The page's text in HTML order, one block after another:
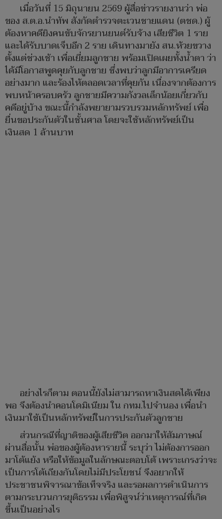
เมื่อวันที่ 15 มิถุนายน 2569 ผู้สื่อข่าวรายงานว่า พ่อ
ของ ส.ต.อ.นําทัพ สังกัดตำรวจตะเวนชายแดน (ตชด.) ผู้
ต้องหาคดียิงคนขับจักรยานยนต์รับจ้าง เสียชีวิต 1 ราย
และได้รับบาดเจ็บอีก 2 ราย เดินทางมายัง สน.ห้วยขวาง
ตั้งแต่ช่วงเช้า เพื่อเยี่ยมลูกชาย พร้อมเปิดเผยทั้งน้ำตา ว่า
ได้มีโอกาสพูดคุยกับลูกชาย ซึ่งพบว่าลูกมีอาการเครียด
อย่างมาก และร้องไห้ตลอดเวลาที่คุยกัน เนื่องจากต้องการ
พบหน้าครอบครัว ลูกชายมีความกังวลเล็กน้อยเกี่ยวกับ
คดีอยู่บ้าง ขณะนี้กำลังพยายามรวบรวมหลักทรัพย์ เพื่อ
ยื่นขอประกันตัวในชั้นศาล โดยจะใช้หลักทรัพย์เป็น
เงินสด 1 ล้านบาท
อย่างไรก็ตาม ตอนนี้ยังไม่สามารถหาเงินสดได้เพียง
พอ จึงต้องนำคอนโดมิเนียม ใน กทม.ไปจำนอง เพื่อนำ
เงินมาใช้เป็นหลักทรัพย์ในการประกันตัวลูกชาย
ส่วนกรณีที่ญาติของผู้เสียชีวิต ออกมาให้สัมภาษณ์
ผ่านสื่อนั้น พ่อของผู้ต้องหารายนี้ ระบุว่า ไม่ต้องการออก
มาโต้แย้ง หรือให้ข้อมูลในลักษณะตอบโต้ เพราะเกรงว่าจะ
เป็นการโต้เถียงกันโดยไม่มีประโยชน์ จึงอยากให้
ประชาชนพิจารณาข้อเท็จจริง และรอผลการดำเนินการ
ตามกระบวนการยุติธรรม เพื่อพิสูจน์ว่าเหตุการณ์ที่เกิด
ขึ้นเป็นอย่างไร